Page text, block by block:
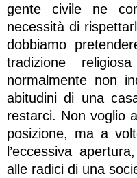
gente civile ne
necessità di
dobbiamo
tradizione
normalmente non
abitudini di una
restarci. Non voglio
posizione, ma a
l’eccessiva
alle radici di una